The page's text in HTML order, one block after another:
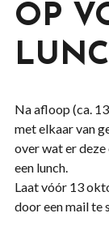
OP
Na afloop (ca.
met elkaar van
over wat er
een lunch.
Laat vóór 13
door een mail te